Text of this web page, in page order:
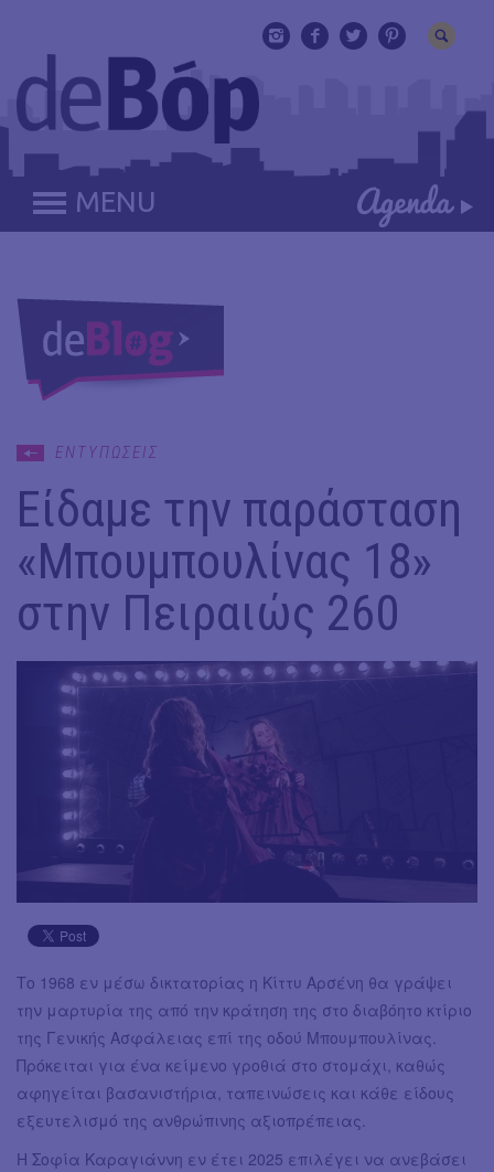
MENU
ΕΝΤΥΠΩΣΕΙΣ
Είδαμε την παράσταση
«Μπουμπουλίνας 18»
στην Πειραιώς 260
Το 1968 εν μέσω δικτατορίας η Κίττυ Αρσένη θα γράψει
την μαρτυρία της από την κράτηση της στο διαβόητο κτίριο
της Γενικής Ασφάλειας επί της οδού Μπουμπουλίνας.
Πρόκειται για ένα κείμενο γροθιά στο στομάχι, καθώς
αφηγείται βασανιστήρια, ταπεινώσεις και κάθε είδους
εξευτελισμό της ανθρώπινης αξιοπρέπειας.
Η Σοφία Καραγιάννη εν έτει 2025 επιλέγει να ανεβάσει